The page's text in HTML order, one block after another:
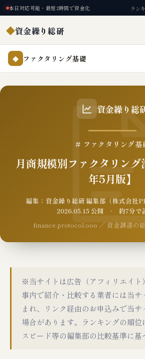
本日対応可能・最短2時間で資金化 ラン
◆資金繰り総研
◆ ファクタリング基礎
資金繰り総
# ファクタリング基
月商規模別ファクタリン
年5月版】
編集：資金繰り総研 編集部（株式会
2026.05.15 公開 · 約7分で
finance.protocol.ooo ／ 資金調達の
※当サイトは広告（アフィリエイト
事内で紹介・比較する業者には当サ
まれ、リンク経由のお申込みで当サ
場合があります。ランキングの順位
スピード等の編集部の比較基準に基